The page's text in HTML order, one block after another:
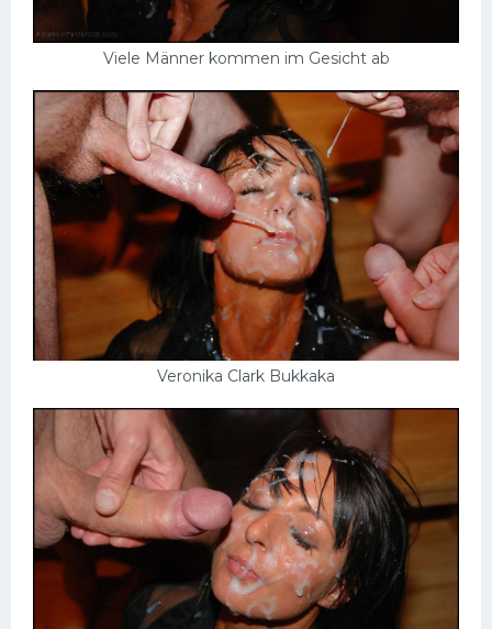
Viele Männer kommen im Gesicht ab
Veronika Clark Bukkaka
Großer Schwanz
Nackte Mädchen
Privat